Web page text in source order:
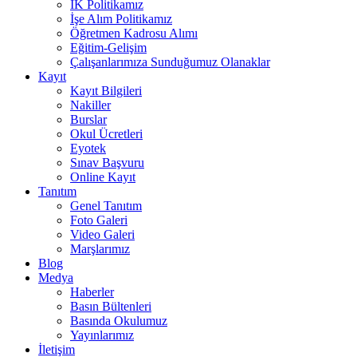
İK Politikamız
İşe Alım Politikamız
Öğretmen Kadrosu Alımı
Eğitim-Gelişim
Çalışanlarımıza Sunduğumuz Olanaklar
Kayıt
Kayıt Bilgileri
Nakiller
Burslar
Okul Ücretleri
Eyotek
Sınav Başvuru
Online Kayıt
Tanıtım
Genel Tanıtım
Foto Galeri
Video Galeri
Marşlarımız
Blog
Medya
Haberler
Basın Bültenleri
Basında Okulumuz
Yayınlarımız
İletişim